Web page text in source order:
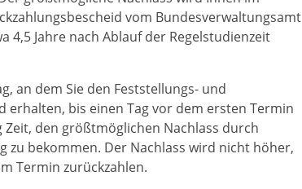
vom Bundesverwaltungsamt
4,5 Jahre nach Ablauf der Regelstudienzeit
an dem Sie den Feststellungs- und
erhalten, bis einen Tag vor dem ersten Termin
Zeit, den größtmöglichen Nachlass durch
zu bekommen. Der Nachlass wird nicht höher,
Termin zurückzahlen.